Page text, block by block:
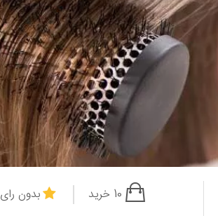
بدون رای